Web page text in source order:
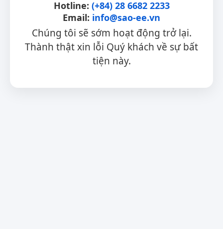
Hotline: (+84) 28 6682 2233
Email: info@sao-ee.vn
Chúng tôi sẽ sớm hoạt động trở lại.
Thành thật xin lỗi Quý khách về sự bất
tiện này.